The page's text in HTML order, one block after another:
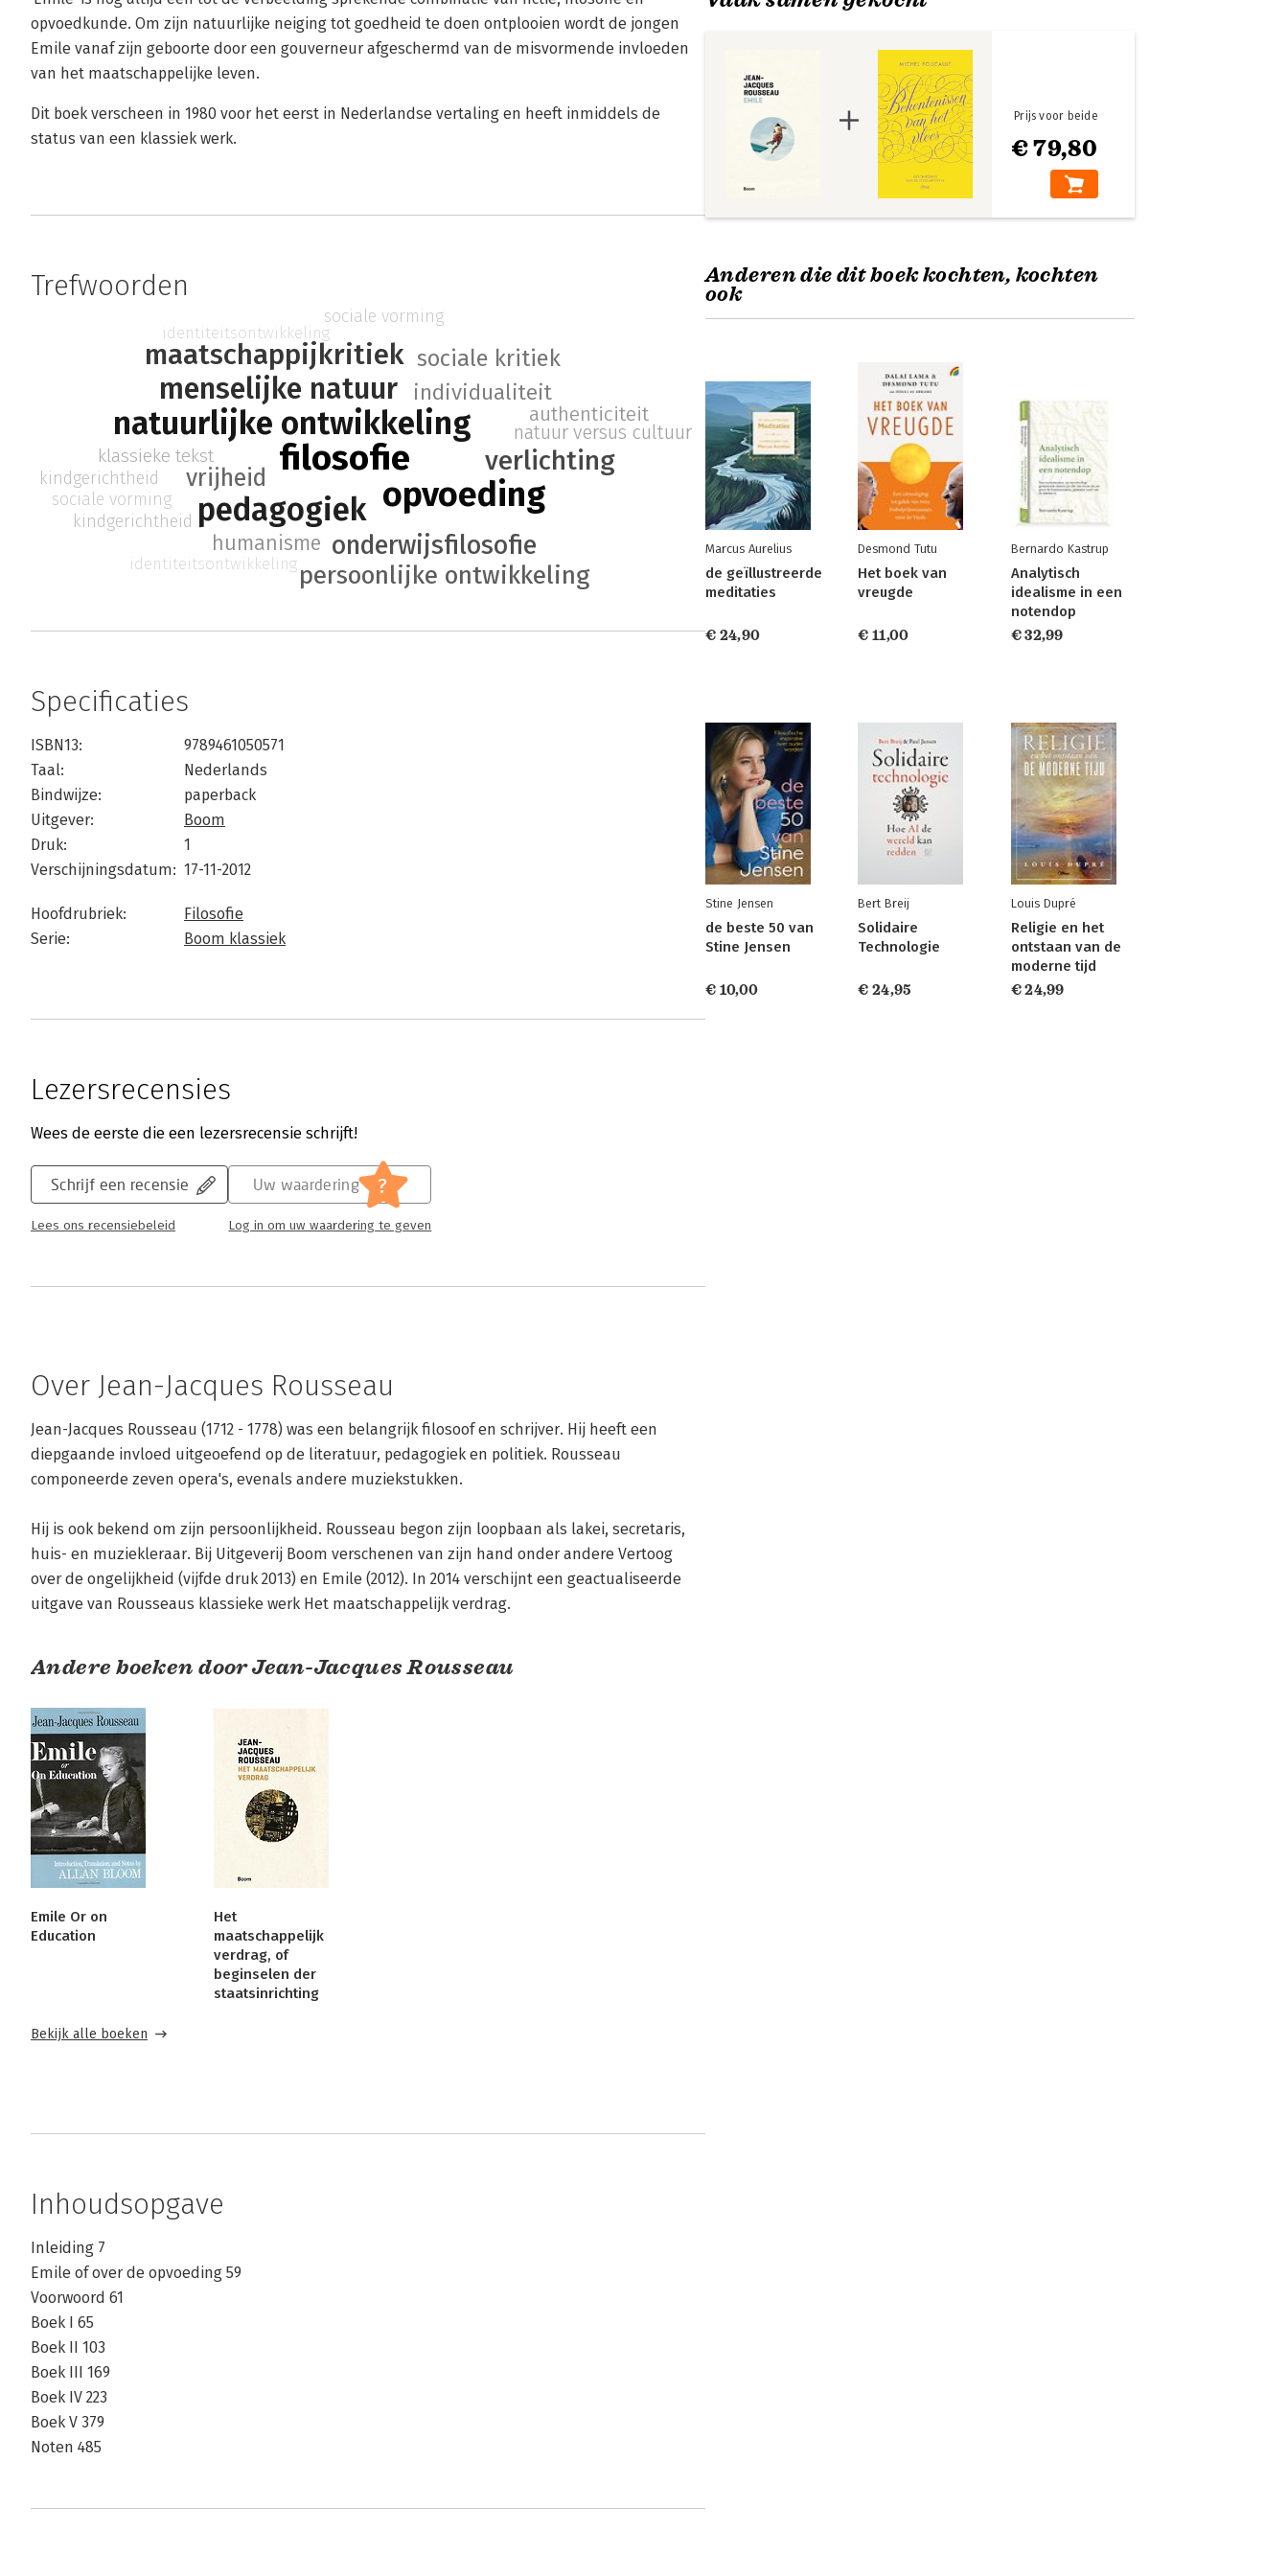
opvoedkunde. Om zijn natuurlijke neiging tot goedheid te doen ontplooien wordt de jongen
Emile vanaf zijn geboorte door een gouverneur afgeschermd van de misvormende invloeden
van het maatschappelijke leven.
Dit boek verscheen in 1980 voor het eerst in Nederlandse vertaling en heeft inmiddels de
status van een klassiek werk.
Trefwoorden
filosofie
natuurlijke ontwikkeling
opvoeding
pedagogiek
menselijke natuur
verlichting
onderwijsfilosofie
maatschappijkritiek
vrijheid
persoonlijke ontwikkeling
individualiteit
sociale kritiek
humanisme
authenticiteit
klassieke tekst
natuur versus cultuur
identiteitsontwikkeling
kindgerichtheid
sociale vorming
identiteitsontwikkeling
kindgerichtheid
sociale vorming
Specificaties
ISBN13:
9789461050571
Taal:
Nederlands
Bindwijze:
paperback
Uitgever:
Boom
Druk:
1
Verschijningsdatum: 17-11-2012
Hoofdrubriek:
Filosofie
Serie:
Boom klassiek
Lezersrecensies
Wees de eerste die een lezersrecensie schrijft!
Schrijf een recensie
Lees ons recensiebeleid
Uw waardering ?
Log in om uw waardering te geven
Over Jean-Jacques Rousseau
Jean-Jacques Rousseau (1712 - 1778) was een belangrijk filosoof en schrijver. Hij heeft een
diepgaande invloed uitgeoefend op de literatuur, pedagogiek en politiek. Rousseau
componeerde zeven opera's, evenals andere muziekstukken.
Hij is ook bekend om zijn persoonlijkheid. Rousseau begon zijn loopbaan als lakei, secretaris,
huis- en muziekleraar. Bij Uitgeverij Boom verschenen van zijn hand onder andere Vertoog
over de ongelijkheid (vijfde druk 2013) en Emile (2012). In 2014 verschijnt een geactualiseerde
uitgave van Rousseaus klassieke werk Het maatschappelijk verdrag.
Andere boeken door Jean-Jacques Rousseau
Emile Or on
Education
Het
maatschappelijk
verdrag, of
beginselen der
staatsinrichting
Bekijk alle boeken
Inhoudsopgave
Inleiding 7
Emile of over de opvoeding 59
Voorwoord 61
Boek I 65
Boek II 103
Boek III 169
Boek IV 223
Boek V 379
Noten 485
€ 79,80
Prijs voor beide
Anderen die dit boek kochten, kochten
ook
Marcus Aurelius
de geïllustreerde
meditaties
€ 24,90
Desmond Tutu
Het boek van
vreugde
€ 11,00
Bernardo Kastrup
Analytisch
idealisme in een
notendop
€ 32,99
Stine Jensen
de beste 50 van
Stine Jensen
€ 10,00
Bert Breij
Solidaire
Technologie
€ 24,95
Louis Dupré
Religie en het
ontstaan van de
moderne tijd
€ 24,99